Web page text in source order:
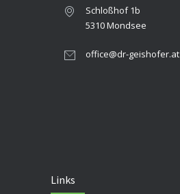
Schloßhof 1b
5310 Mondsee
office@dr-geishofer.at
Links